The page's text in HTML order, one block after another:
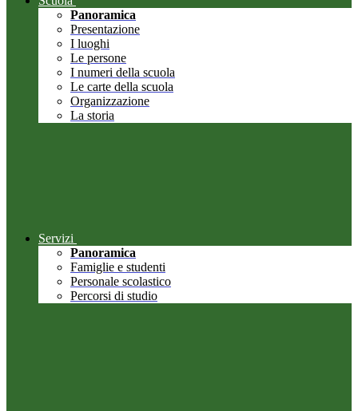
Panoramica
Presentazione
I luoghi
Le persone
I numeri della scuola
Le carte della scuola
Organizzazione
La storia
Servizi
Panoramica
Famiglie e studenti
Personale scolastico
Percorsi di studio